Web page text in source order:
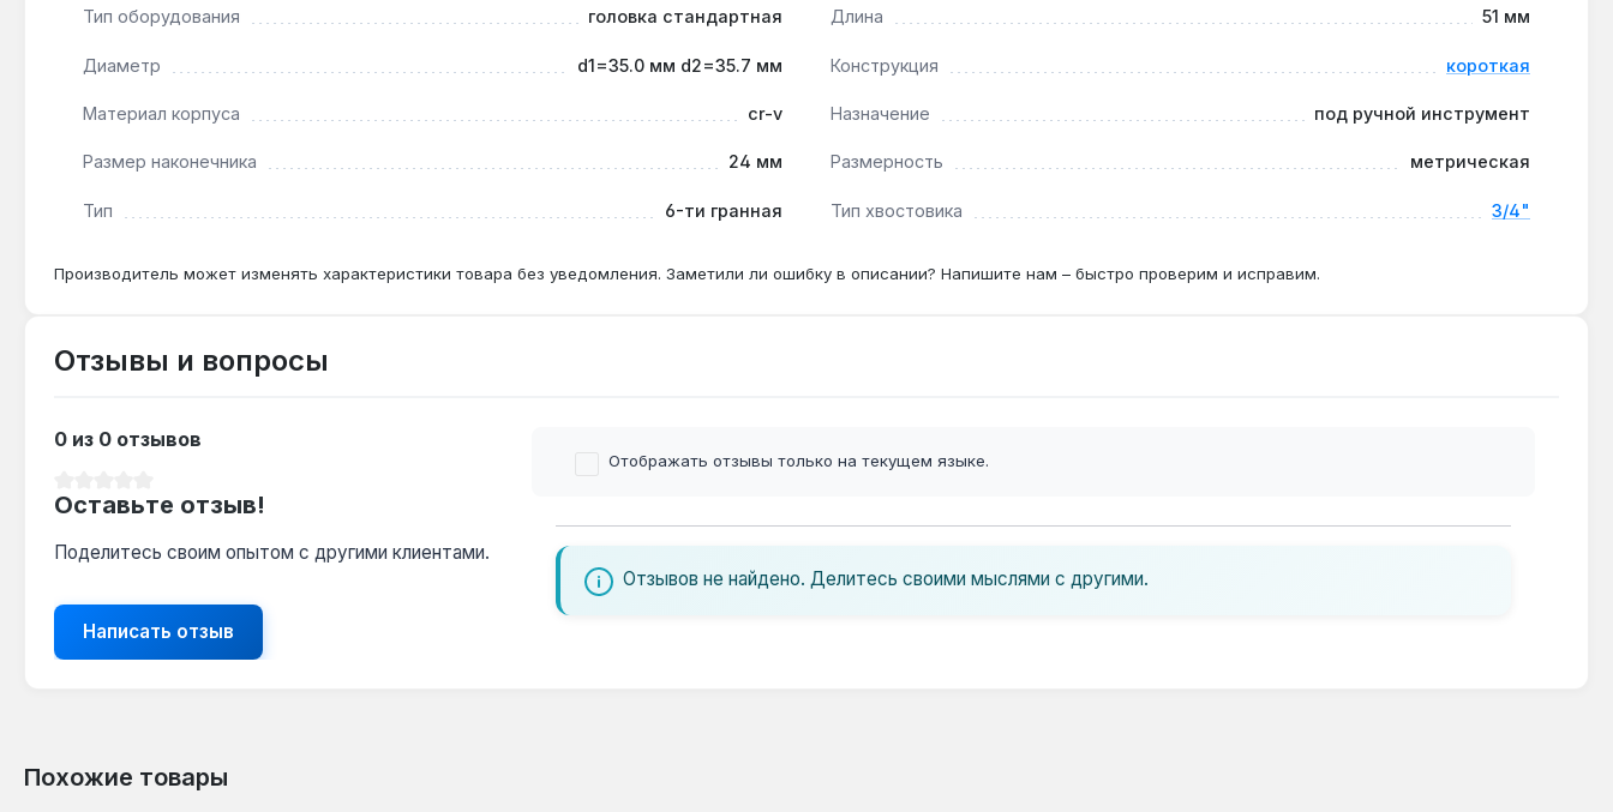
Подходит ли для работы с ударным гайковёртом?
Чем отличается от головки 1/2" на 24 мм?
Квадрат 3/4" передаёт больший крутящий момент без риска срыва хвостовика — для крепежа с моментом затяжки свыше 300 Н·м, тогда как 1/2" рассчитана на
Тип оборудования головка стандартная Длина 51 мм
Диаметр d1=35.0 мм d2=35.7 мм Конструкция короткая
Материал корпуса cr-v Назначение под ручной инструмент
Размер наконечника 24 мм Размерность метрическая
Тип 6-ти гранная Тип хвостовика 3/4"
Производитель может изменять характеристики товара без уведомления. Заметили ли ошибку в описании? Напишите нам – быстро проверим и исправим.
Отзывы и вопросы
0 из 0 отзывов
Оставьте отзыв!
Поделитесь своим опытом с другими клиентами.
Написать отзыв
Отображать отзывы только на текущем языке.
Отзывов не найдено. Делитесь своими мыслями с другими.
Похожие товары